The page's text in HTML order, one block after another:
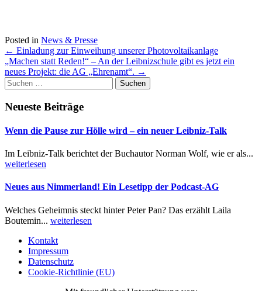
Posted in News & Presse
Post
navigation
← Einladung zur Einweihung unserer Photovoltaikanlage
„Machen statt Reden!“ – An der Leibnizschule gibt es jetzt ein
neues Projekt: die AG „Ehrenamt“. →
Suchen
nach:
Neueste Beiträge
Wenn die Pause zur Hölle wird – ein neuer Leibniz-Talk
Im Leibniz-Talk berichtet der Buchautor Norman Wolf, wie er als...
weiterlesen
Neues aus Nimmerland! Ein Lesetipp der Podcast-AG
Welches Geheimnis steckt hinter Peter Pan? Das erzählt Laila
Boutemin... weiterlesen
Kontakt
Impressum
Datenschutz
Cookie-Richtlinie (EU)